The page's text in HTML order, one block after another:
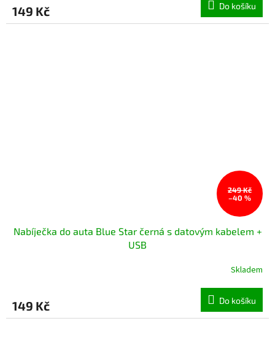
149 Kč Do košíku
249 Kč
–40 %
Nabíječka do auta Blue Star černá s datovým kabelem +
USB
Skladem
149 Kč Do košíku